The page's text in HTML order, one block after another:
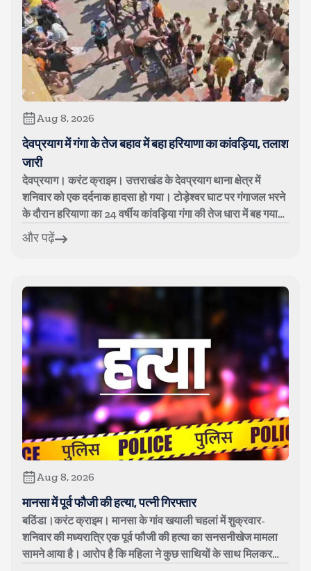
Aug 8, 2026
देवप्रयाग में गंगा के तेज बहाव में बहा हरियाणा का कांवड़िया, तलाश
जारी
देवप्रयाग। करंट क्राइम। उत्तराखंड के देवप्रयाग थाना क्षेत्र में
शनिवार को एक दर्दनाक हादसा हो गया। टोड़ेश्वर घाट पर गंगाजल भरने
के दौरान हरियाणा का 24 वर्षीय कांवड़िया गंगा की तेज धारा में बह गया।
युव...
और पढ़ें
Aug 8, 2026
मानसा में पूर्व फौजी की हत्या, पत्नी गिरफ्तार
बठिंडा।करंट क्राइम। मानसा के गांव खयाली चहलां में शुक्रवार-
शनिवार की मध्यरात्रि एक पूर्व फौजी की हत्या का सनसनीखेज मामला
सामने आया है। आरोप है कि महिला ने कुछ साथियों के साथ मिलकर